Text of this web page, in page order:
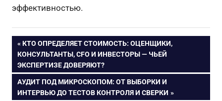
эффективностью.
Навигация
по
записям
ПРЕДЫДУЩАЯ
ЗАПИСЬ:
КТО ОПРЕДЕЛЯЕТ СТОИМОСТЬ: ОЦЕНЩИКИ,
КОНСУЛЬТАНТЫ, CFO И ИНВЕСТОРЫ — ЧЬЕЙ
ЭКСПЕРТИЗЕ ДОВЕРЯЮТ?
СЛЕДУЮЩАЯ
ЗАПИСЬ:
АУДИТ ПОД МИКРОСКОПОМ: ОТ ВЫБОРКИ И
ИНТЕРВЬЮ ДО ТЕСТОВ КОНТРОЛЯ И СВЕРКИ